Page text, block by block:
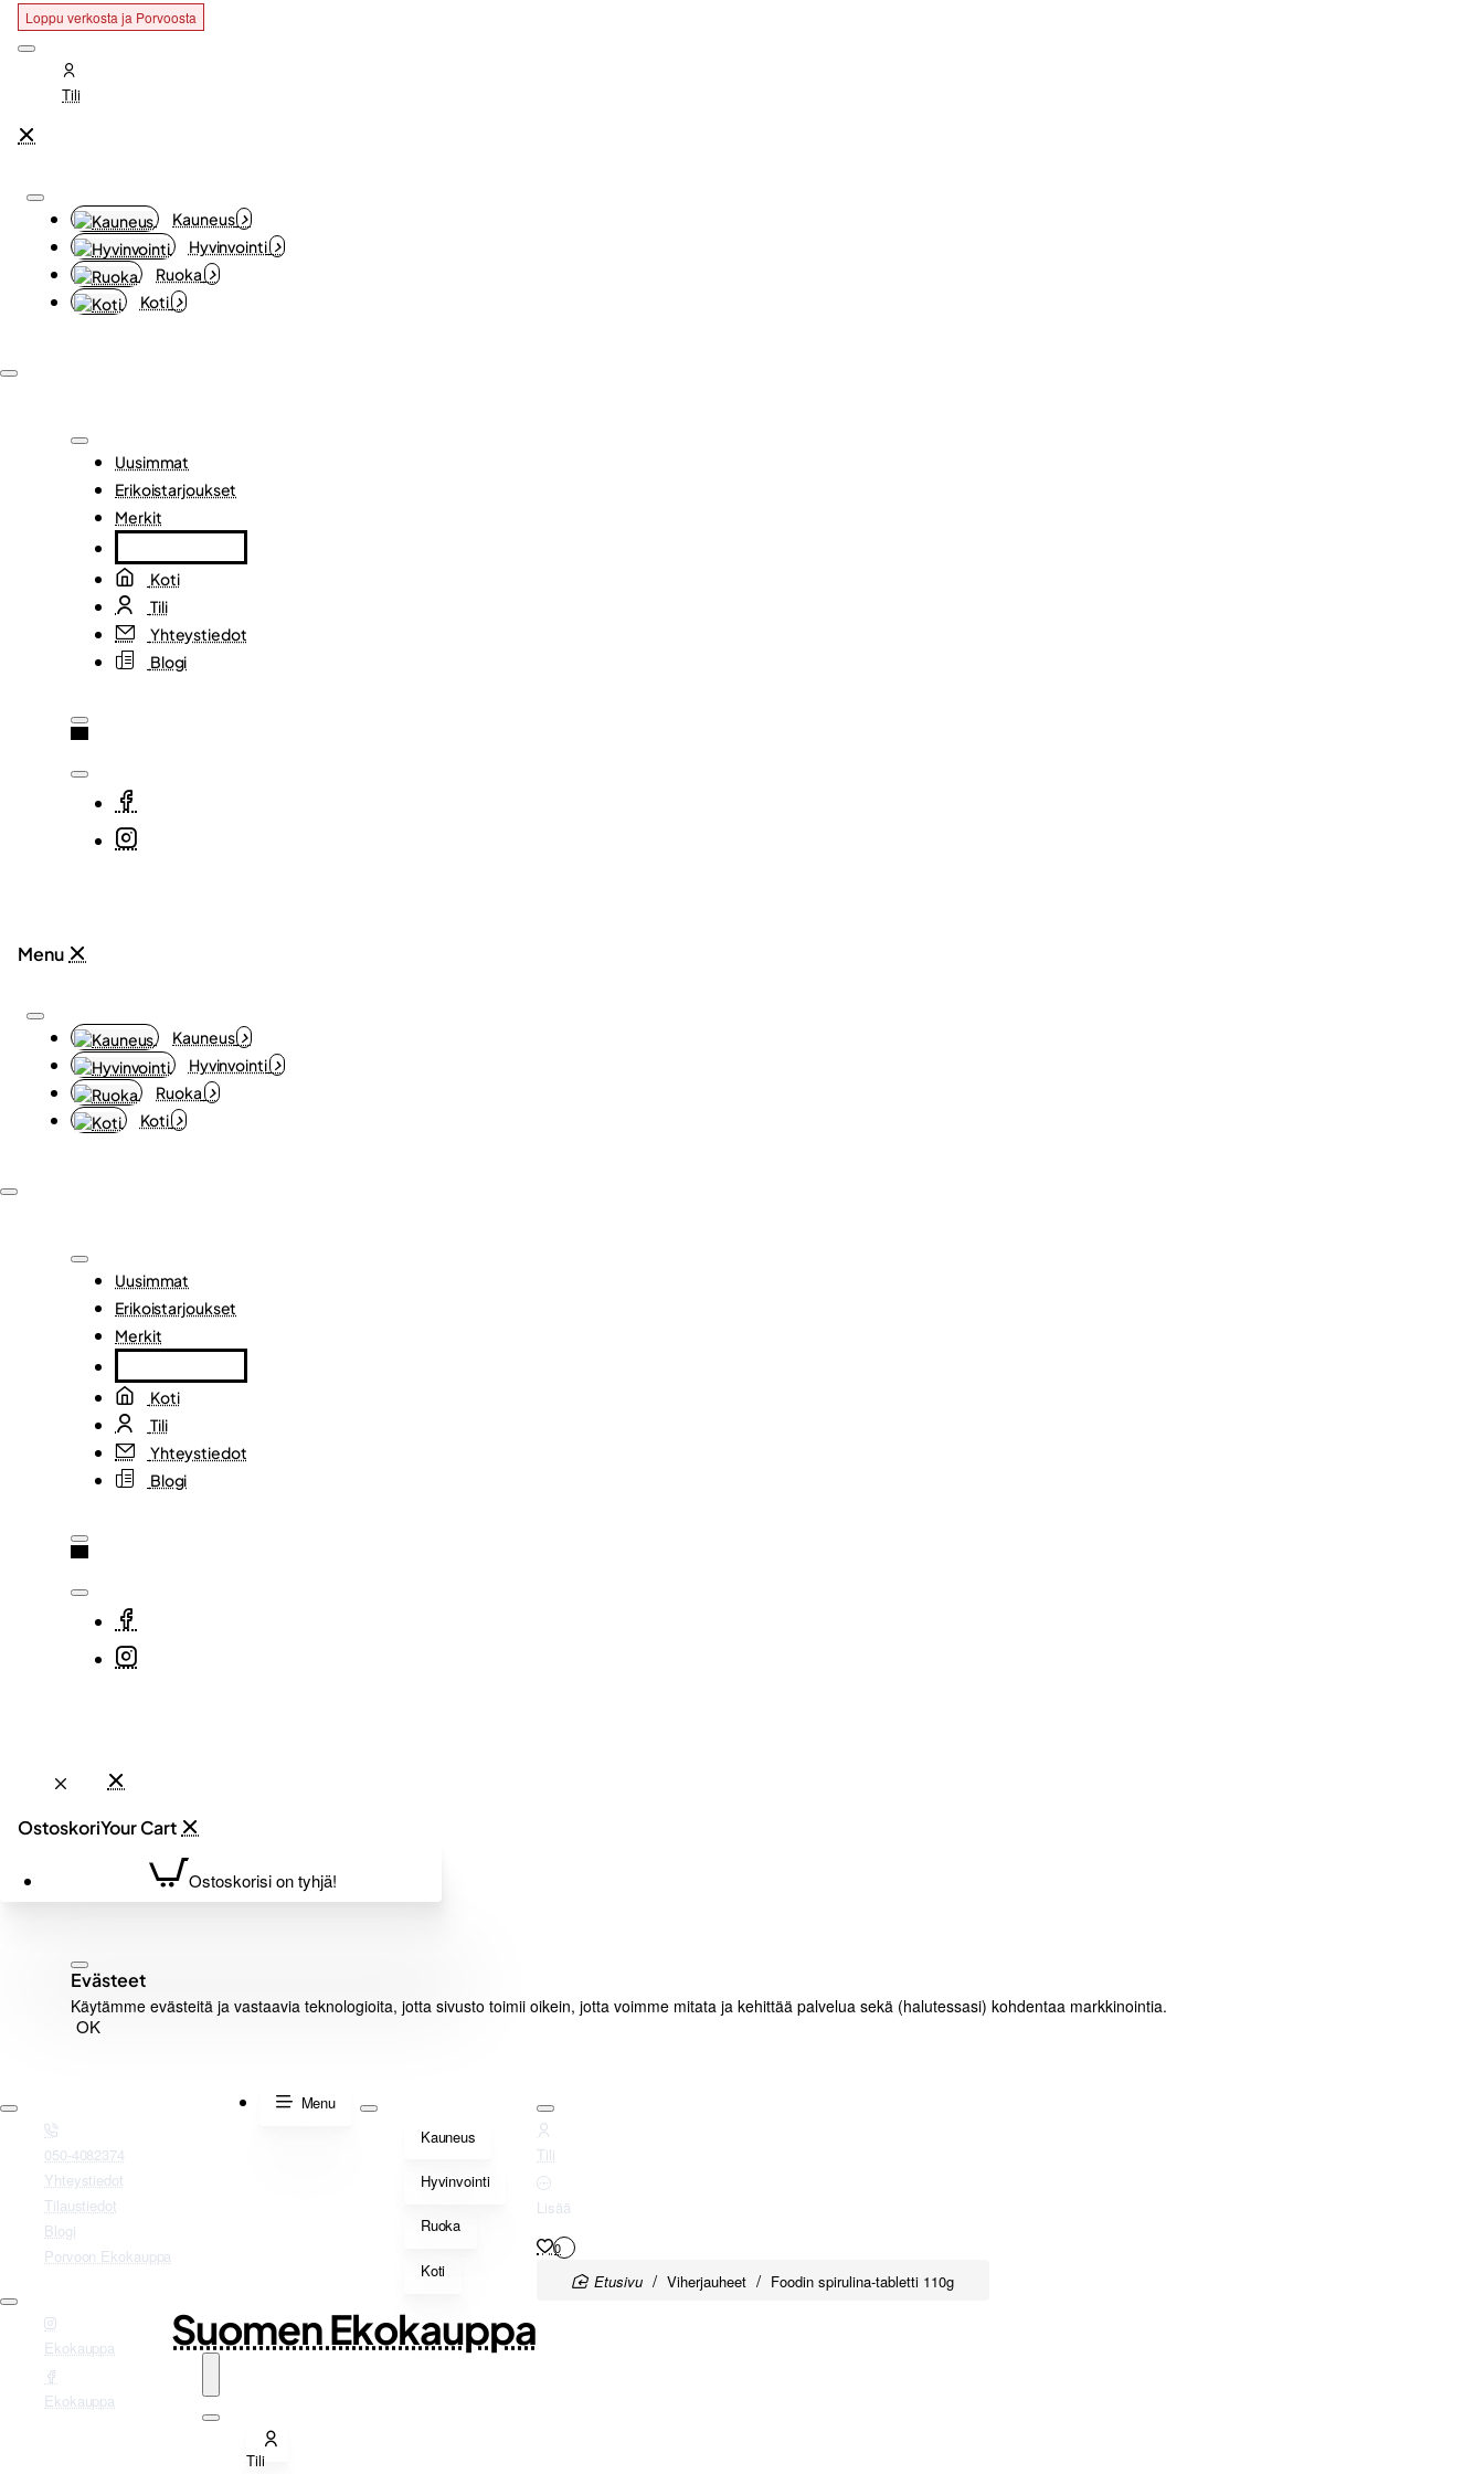
Tili
Kauneus
Hyvinvointi
Ruoka
Koti
Uusimmat
Erikoistarjoukset
Merkit
Koti
Tili
Yhteystiedot
Blogi
Kauneus
Hyvinvointi
Ruoka
Koti
Uusimmat
Erikoistarjoukset
Merkit
Koti
Tili
Yhteystiedot
Blogi
Ostoskori
Ostoskorisi on tyhjä!
Evästeet
Käytämme evästeitä ja vastaavia teknologioita, jotta sivusto toimii oikein, jotta voimme mitata ja kehittää palvelua sekä (halutessasi) kohdentaa markkinointia.
OK
050-4082374
Yhteystiedot
Tilaustiedot
Blogi
Porvoon Ekokauppa
Ekokauppa
Ekokauppa
Menu
Kauneus
Hyvinvointi
Ruoka
Koti
Suomen Ekokauppa
Tili
Tili
Lisää
0
homeViherjauheet Foodin spirulina-tabletti 110g
Loppu verkosta ja Porvoosta
Loppu verkosta ja Porvoosta
Loppu verkosta ja Porvoosta